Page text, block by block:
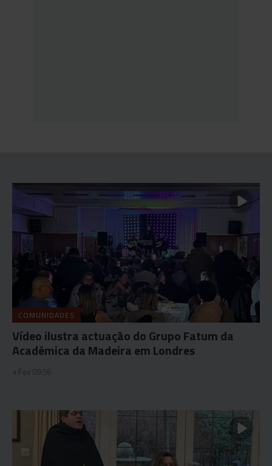
COMUNIDADES
Vídeo ilustra actuação do Grupo Fatum da
Académica da Madeira em Londres
4 Fev 09:56